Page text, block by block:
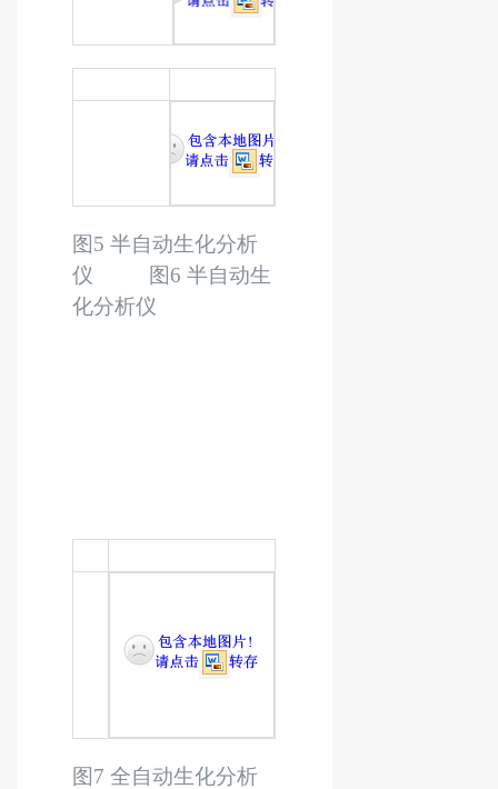
图 5 半自动生化分析
仪 图 6 半自动生
化分析仪
图 7 全自动生化分析